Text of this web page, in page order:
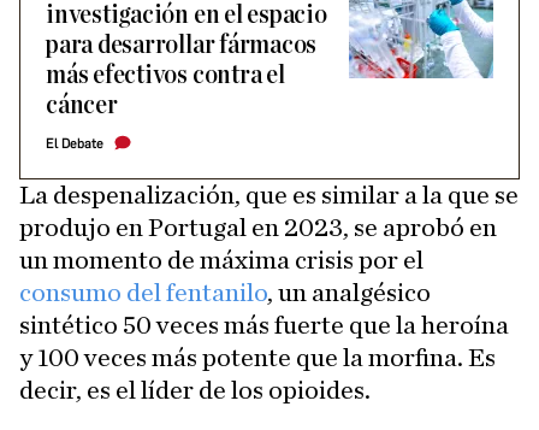
investigación en el espacio
para desarrollar fármacos
más efectivos contra el
cáncer
El Debate
La despenalización, que es similar a la que se
produjo en Portugal en 2023, se aprobó en
un momento de máxima crisis por el
consumo del fentanilo, un analgésico
sintético 50 veces más fuerte que la heroína
y 100 veces más potente que la morfina. Es
decir, es el líder de los opioides.